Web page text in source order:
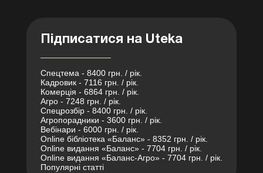
Підписатися на Uteka
Спецтема - 8400 грн. / рік.
Кадровик - 7116 грн. / рік.
Комерція - 6864 грн. / рік.
Агро - 7248 грн. / рік.
Спецрозбір - 8400 грн. / рік.
Агропорадники - 3600 грн. / рік.
Вебінари - 6000 грн. / рік.
Online бібліотека «Баланс» - 8352 грн. / рік.
Online видання «Баланс» - 7704 грн. / рік.
Online видання «Баланс-Агро» - 7704 грн. / рік.
Популярні статті